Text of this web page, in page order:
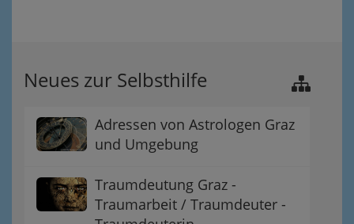
Neues zur Selbsthilfe
Adressen von Astrologen Graz
und Umgebung
Traumdeutung Graz -
Traumarbeit / Traumdeuter -